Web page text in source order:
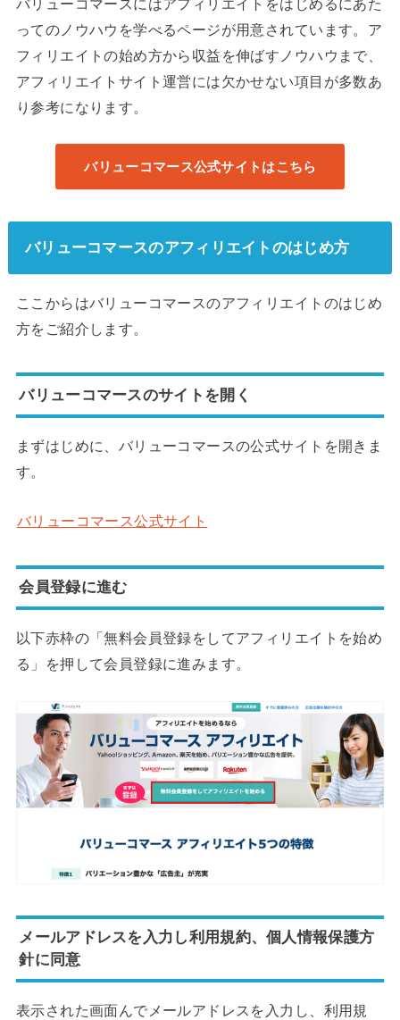
バリューコマースにはアフィリエイトをはじめるにあた
ってのノウハウを学べるページが用意されています。ア
フィリエイトの始め方から収益を伸ばすノウハウまで、
アフィリエイトサイト運営には欠かせない項目が多数あ
り参考になります。
バリューコマース公式サイトはこちら
バリューコマースのアフィリエイトのはじめ方
ここからはバリューコマースのアフィリエイトのはじめ
方をご紹介します。
バリューコマースのサイトを開く
まずはじめに、バリューコマースの公式サイトを開きま
す。
バリューコマース公式サイト
会員登録に進む
以下赤枠の「無料会員登録をしてアフィリエイトを始め
る」を押して会員登録に進みます。
メールアドレスを入力し利用規約、個人情報保護方
針に同意
表示された画面んでメールアドレスを入力し、利用規